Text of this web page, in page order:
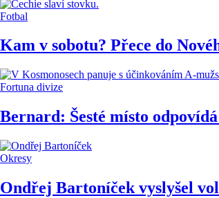
Fotbal
Kam v sobotu? Přece do
Fortuna divize
Bernard: Šesté místo
Okresy
Ondřej Bartoníček vyslyšel